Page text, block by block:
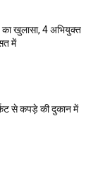
का खुलासा, 4 अभियुक्त
में
से कपड़े की दुकान में